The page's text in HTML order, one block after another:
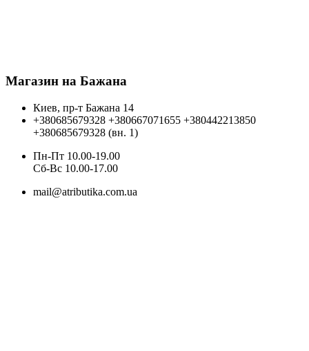
Магазин на Бажана
Киев, пр-т Бажана 14
+380685679328 +380667071655 +380442213850
+380685679328 (вн. 1)
Пн-Пт 10.00-19.00
Cб-Вс 10.00-17.00
mail@atributika.com.ua